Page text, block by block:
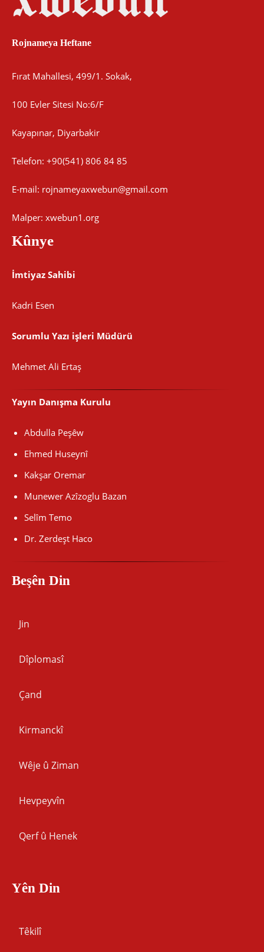
Rojnameya Heftane
Fırat Mahallesi, 499/1. Sokak,
100 Evler Sitesi No:6/F
Kayapınar, Diyarbakir
Telefon: +90(541) 806 84 85
E-mail: rojnameyaxwebun@gmail.com
Malper: xwebun1.org
Kûnye
İmtiyaz Sahibi
Kadri Esen
Sorumlu Yazı işleri Müdürü
Mehmet Ali Ertaş
Yayın Danışma Kurulu
Abdulla Peşêw
Ehmed Huseynî
Kakşar Oremar
Munewer Azîzoglu Bazan
Selîm Temo
Dr. Zerdeşt Haco
Beşên Din
Jin
Dîplomasî
Çand
Kirmanckî
Wêje û Ziman
Hevpeyvîn
Qerf û Henek
Yên Din
Têkilî